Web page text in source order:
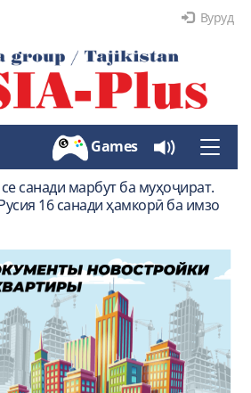
Вуруд
Toggle
Games
санади марбут ба муҳоҷират.
16 санади ҳамкорӣ ба имзо